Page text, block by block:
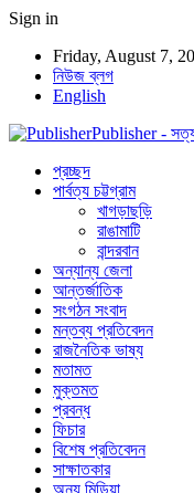
Sign in
Friday, August 7,
নিউজ ব্লগ
English
Publisher - সত্য ও
প্রচ্ছদ
পার্বত্য চট্টগ্রাম
খাগড়াছড়ি
রাঙামাটি
বান্দরবান
অন্যান্য জেলা
আন্তর্জাতিক
সংগঠন সংবাদ
মন্তব্য প্রতিবেদন
রাজনৈতিক ভাষ্য
মতামত
মুক্তমত
প্রবন্ধ
ফিচার
বিশেষ প্রতিবেদন
সাক্ষাতকার
অন্য মিডিয়া